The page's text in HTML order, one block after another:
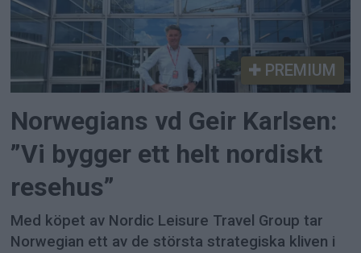
PREMIUM
Norwegians vd Geir Karlsen:
”Vi bygger ett helt nordiskt
resehus”
Med köpet av Nordic Leisure Travel Group tar
Norwegian ett av de största strategiska kliven i